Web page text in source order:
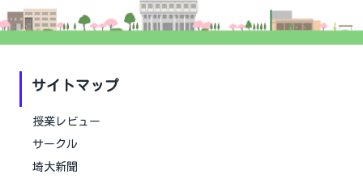
サイトマップ
授業レビュー
サークル
埼大新聞